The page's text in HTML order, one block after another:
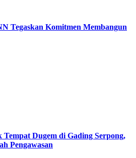
Tegaskan Komitmen Membangun
Tempat Dugem di Gading Serpong,
Pengawasan